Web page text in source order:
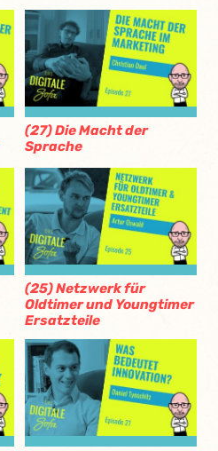
(27) Die Macht der
Sprache
(25) Netzwerk für
Oldtimer und Youngtimer
Ersatzteile